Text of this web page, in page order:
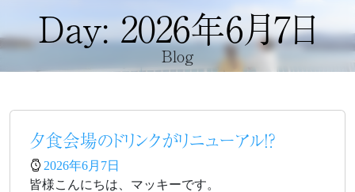
Day: 2026年6月7日
Blog
夕食会場のドリンクがリニューアル！？
2026年6月7日
皆様こんにちは、マッキーです。